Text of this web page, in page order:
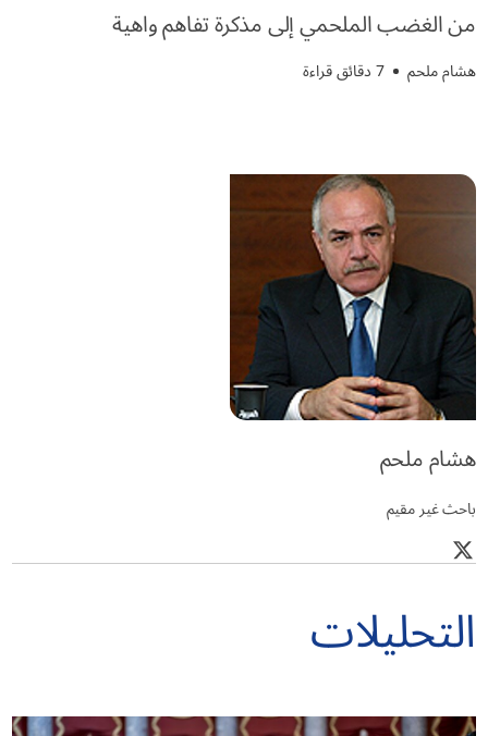
من الغضب الملحمي إلى مذكرة تفاهم واهية
هشام ملحم 7 دقائق قراءة
هشام ملحم
باحث غير مقيم
التحليلات